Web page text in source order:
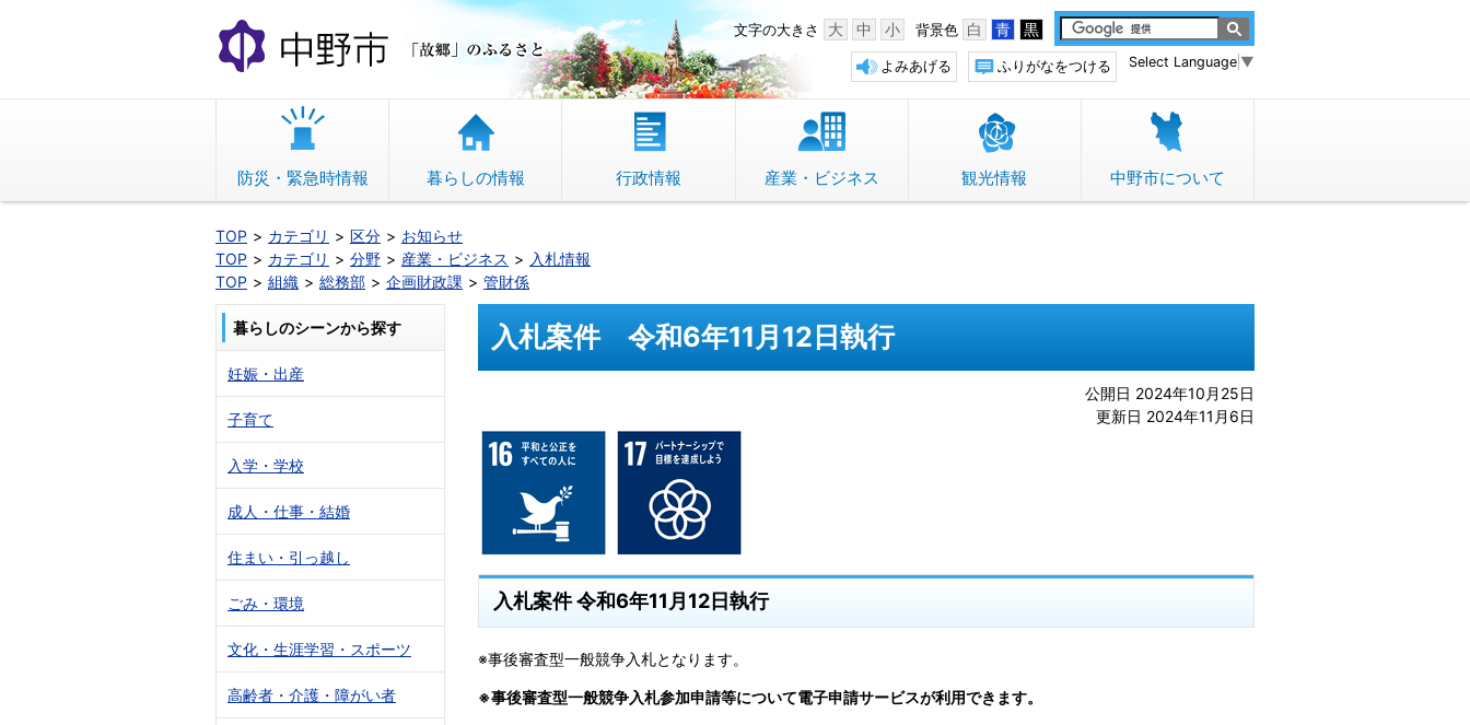
文
へ
動
中野市 「故郷」のふるさと 背景色 白 青 黒
文字の大きさ 大 中 小
Select Language ▼
ふりがなをつける
よみあげる
防災・緊急時情報 暮らしの情報 行政情報 産業・ビジネス 観光情報 中野市について
TOP カテゴリ 区分
お知らせ
TOP
カテゴリ 分野 産業・ビジネス
入札情報
TOP
組織 総務部 企画財政課 管財係
入札案件 令和6年11月12日執行
公開日 2024年10月25日
更新日 2024年11月6日
入札案件 令和6年11月12日執行
※事後審査型一般競争入札となります。
※事後審査型一般競争入札参加申請等について電子申請サービスが利用できます。
暮らしのシーンから探す
妊娠・出産
子育て
入学・学校
成人・仕事・結婚
住まい・引っ越し
ごみ・環境
文化・生涯学習・スポーツ
高齢者・介護・障がい者